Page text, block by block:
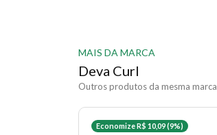
MAIS DA MARCA
Deva Curl
Outros produtos da mesma marca
Economize R$ 10,09 (9%)